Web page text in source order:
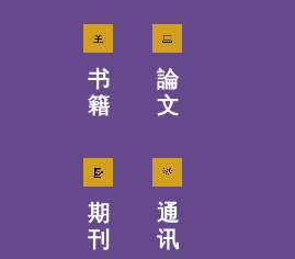
书
籍
論
文
期
刊
通
讯